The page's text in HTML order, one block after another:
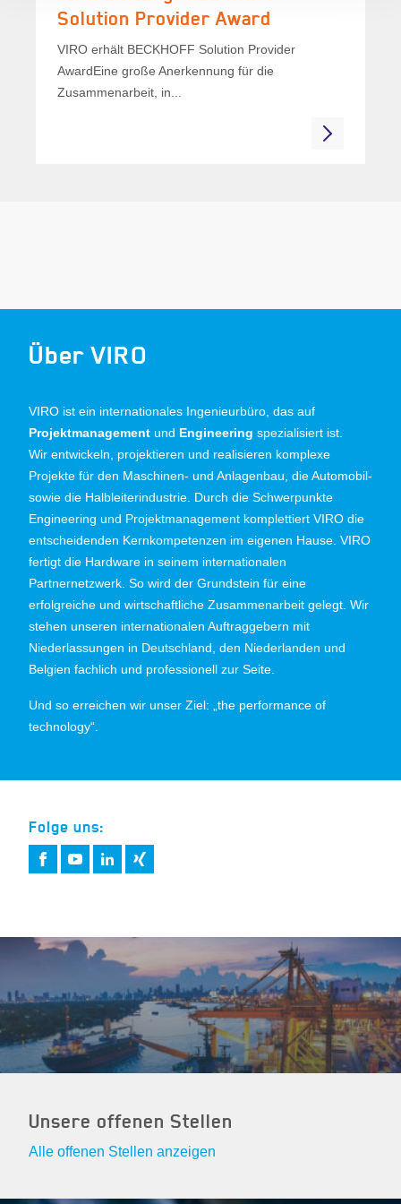
Solution Provider Award
VIRO erhält BECKHOFF Solution Provider
AwardEine große Anerkennung für die
Zusammenarbeit, in...
Über VIRO
VIRO ist ein internationales Ingenieurbüro, das auf
Projektmanagement und Engineering spezialisiert ist.
Wir entwickeln, projektieren und realisieren komplexe
Projekte für den Maschinen- und Anlagenbau, die Automobil-
sowie die Halbleiterindustrie. Durch die Schwerpunkte
Engineering und Projektmanagement komplettiert VIRO die
entscheidenden Kernkompetenzen im eigenen Hause. VIRO
fertigt die Hardware in seinem internationalen
Partnernetzwerk. So wird der Grundstein für eine
erfolgreiche und wirtschaftliche Zusammenarbeit gelegt. Wir
stehen unseren internationalen Auftraggebern mit
Niederlassungen in Deutschland, den Niederlanden und
Belgien fachlich und professionell zur Seite.
Und so erreichen wir unser Ziel: „the performance of
technology“.
Folge uns:
Unsere offenen Stellen
Alle offenen Stellen anzeigen